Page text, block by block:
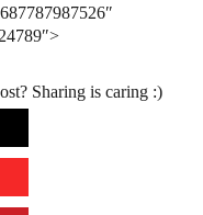
Sharing is caring :)